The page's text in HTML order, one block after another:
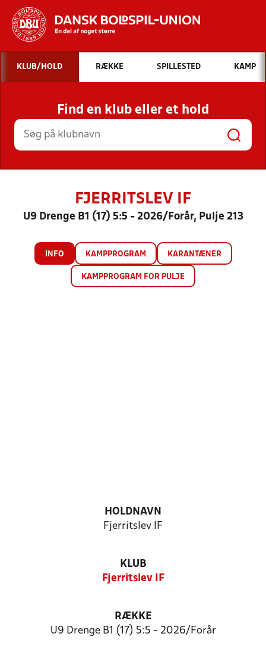
Hvad vil du søge efter?
INDHOLD OG NYHEDER
STILLINGER, RESULTATER, KLUBBER OG
HOLD
KLUB/HOLD RÆKKE SPILLESTED KAMP
Find en klub eller et hold
FJERRITSLEV IF
U9 Drenge B1 (17) 5:5 - 2026/Forår, Pulje 213
INFO KAMPPROGRAM KARANTÆNER
KAMPPROGRAM FOR PULJE
HOLDNAVN
Fjerritslev IF
KLUB
Fjerritslev IF
RÆKKE
U9 Drenge B1 (17) 5:5 - 2026/Forår